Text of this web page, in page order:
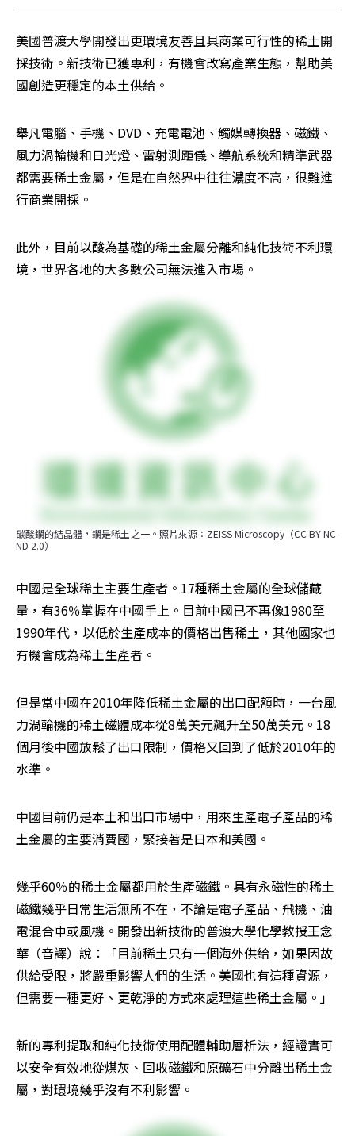
美國普渡大學開發出更環境友善且具商業可行性的稀土開
採技術。新技術已獲專利，有機會改寫產業生態，幫助美
國創造更穩定的本土供給。
舉凡電腦、手機、DVD、充電電池、觸媒轉換器、磁鐵、
風力渦輪機和日光燈、雷射測距儀、導航系統和精準武器
都需要稀土金屬，但是在自然界中往往濃度不高，很難進
行商業開採。
此外，目前以酸為基礎的稀土金屬分離和純化技術不利環
境，世界各地的大多數公司無法進入市場。
碳酸鑭的結晶體，鑭是稀土之一。照片來源：ZEISS Microscopy（CC BY-NC-
ND 2.0）
中國是全球稀土主要生產者。17種稀土金屬的全球儲藏
量，有36％掌握在中國手上。目前中國已不再像1980至
1990年代，以低於生產成本的價格出售稀土，其他國家也
有機會成為稀土生產者。
但是當中國在2010年降低稀土金屬的出口配額時，一台風
力渦輪機的稀土磁體成本從8萬美元飆升至50萬美元。18
個月後中國放鬆了出口限制，價格又回到了低於2010年的
水準。
中國目前仍是本土和出口市場中，用來生產電子產品的稀
土金屬的主要消費國，緊接著是日本和美國。
幾乎60％的稀土金屬都用於生產磁鐵。具有永磁性的稀土
磁鐵幾乎日常生活無所不在，不論是電子產品、飛機、油
電混合車或風機。開發出新技術的普渡大學化學教授王念
華（音譯）說：「目前稀土只有一個海外供給，如果因故
供給受限，將嚴重影響人們的生活。美國也有這種資源，
但需要一種更好、更乾淨的方式來處理這些稀土金屬。」
新的專利提取和純化技術使用配體輔助層析法，經證實可
以安全有效地從煤灰、回收磁鐵和原礦石中分離出稀土金
屬，對環境幾乎沒有不利影響。